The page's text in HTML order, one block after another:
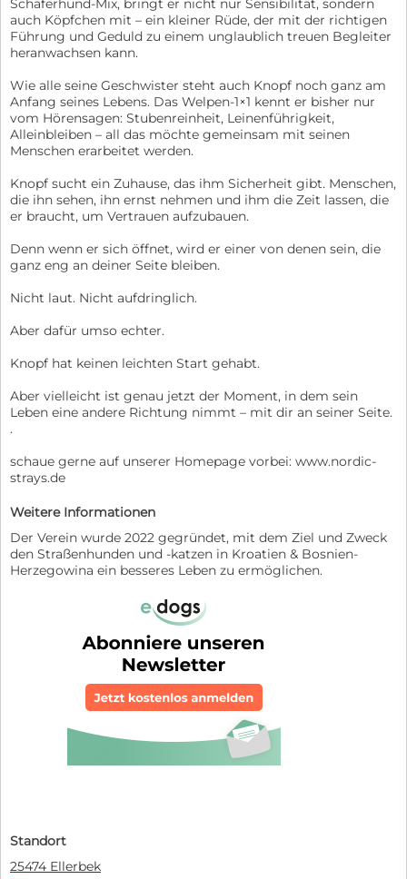
auch Köpfchen mit – ein kleiner Rüde, der mit der richtigen
Führung und Geduld zu einem unglaublich treuen Begleiter
heranwachsen kann.
Wie alle seine Geschwister steht auch Knopf noch ganz am
Anfang seines Lebens. Das Welpen-1×1 kennt er bisher nur
vom Hörensagen: Stubenreinheit, Leinenführigkeit,
Alleinbleiben – all das möchte gemeinsam mit seinen
Menschen erarbeitet werden.
Knopf sucht ein Zuhause, das ihm Sicherheit gibt. Menschen,
die ihn sehen, ihn ernst nehmen und ihm die Zeit lassen, die
er braucht, um Vertrauen aufzubauen.
Denn wenn er sich öffnet, wird er einer von denen sein, die
ganz eng an deiner Seite bleiben.
Nicht laut. Nicht aufdringlich.
Aber dafür umso echter.
Knopf hat keinen leichten Start gehabt.
Aber vielleicht ist genau jetzt der Moment, in dem sein
Leben eine andere Richtung nimmt – mit dir an seiner Seite.
.
schaue gerne auf unserer Homepage vorbei: www.nordic-
strays.de
Weitere Informationen
Der Verein wurde 2022 gegründet, mit dem Ziel und Zweck
den Straßenhunden und -katzen in Kroatien & Bosnien-
Herzegowina ein besseres Leben zu ermöglichen.
Standort
25474 Ellerbek